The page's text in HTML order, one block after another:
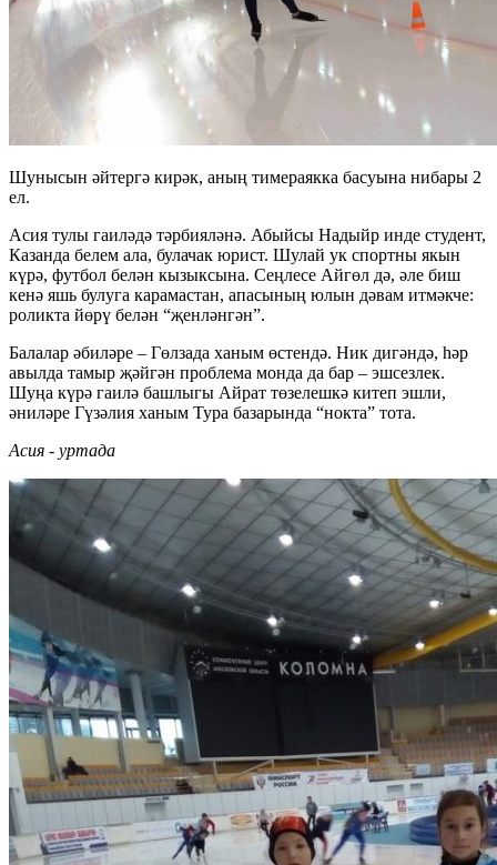
Шунысын әйтергә кирәк, аның тимераякка басуына нибары 2
ел.
Асия тулы гаиләдә тәрбияләнә. Абыйсы Надыйр инде студент,
Казанда белем ала, булачак юрист. Шулай ук спортны якын
күрә, футбол белән кызыксына. Сеңлесе Айгөл дә, әле биш
кенә яшь булуга карамастан, апасының юлын дәвам итмәкче:
роликта йөрү белән “җенләнгән”.
Балалар әбиләре – Гөлзада ханым өстендә. Ник дигәндә, һәр
авылда тамыр җәйгән проблема монда да бар – эшсезлек.
Шуңа күрә гаилә башлыгы Айрат төзелешкә китеп эшли,
әниләре Гүзәлия ханым Тура базарында “нокта” тота.
Асия - уртада